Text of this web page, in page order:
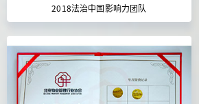
2018法治中国影响力团队